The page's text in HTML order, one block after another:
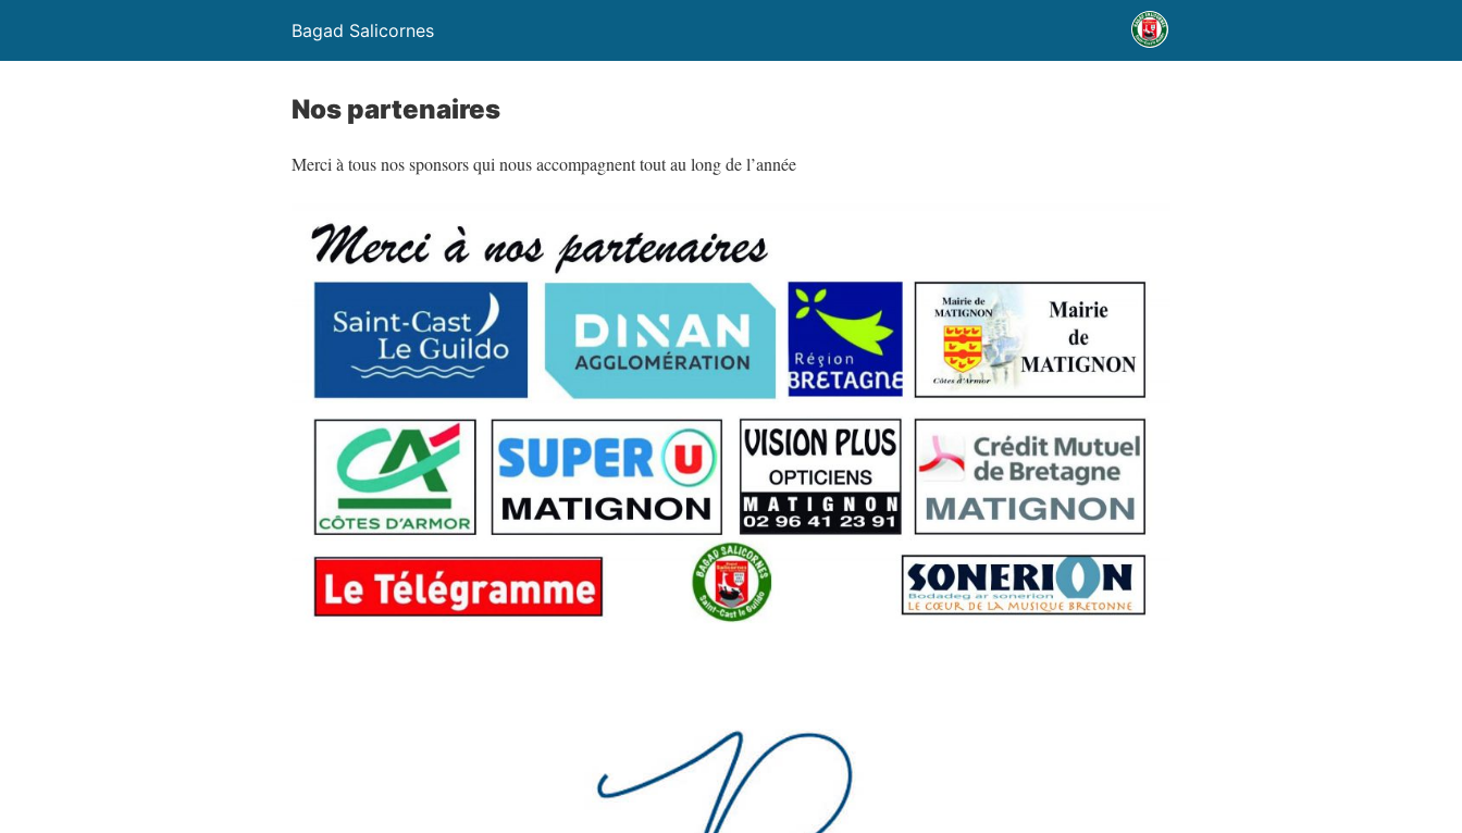
Bagad Salicornes
Nos partenaires
Merci à tous nos sponsors qui nous accompagnent tout au long de l’année